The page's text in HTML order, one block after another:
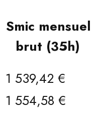
Smic mensuel
brut (35h)
1 539,42 €
1 554,58 €